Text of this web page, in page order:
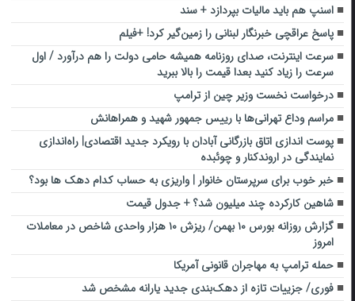
اسنپ هم باید مالیات بپردازد + سند
پاسخ عراقچی خبرنگار لبنانی را زمین‌گیر کرد! +فیلم
سرعت اینترنت، صدای روزنامه همیشه حامی دولت را هم درآورد / اول
سرعت را زیاد کنید بعدا قیمت را بالا ببرید
درخواست نخست وزیر چین از ترامپ
مراسم وداع تهرانی‌ها با رییس جمهور شهید و همراهانش
پوست اندازی اتاق بازرگانی آبادان با رویکرد جدید اقتصادی| راه‌اندازی
نمایندگی در اروندکنار و چوئبده
خبر خوب برای سرپرستان خانوار | واریزی به حساب کدام دهک ها بود؟
شاهین کارکرده چند میلیون شد؟ + جدول قیمت
گزارش روزانه بورس ۱۰ بهمن/ ریزش ۱۰ هزار واحدی شاخص در معاملات
امروز
حمله ترامپ به مهاجران قانونی آمریکا
فوری/ جزییات تازه از دهک‌بندی جدید یارانه مشخص شد